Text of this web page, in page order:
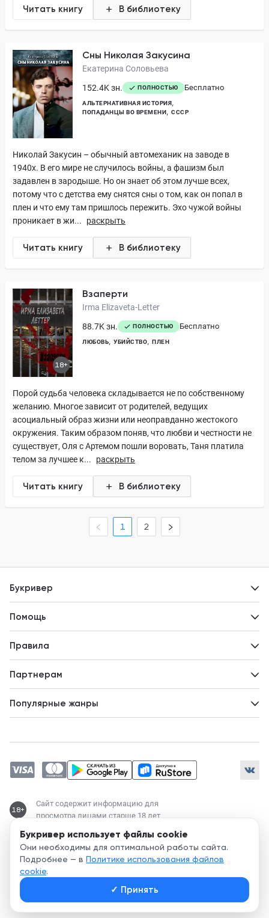
Букривер использует файлы cookie
Они необходимы для оптимальной работы сайта.
Подробнее — в Политике использования файлов
cookie.
✓ Принять
Читать книгу В библиотеку
Сны Николая Закусина
Екатерина Соловьева
152.4K зн.
ПОЛНОСТЬЮ Бесплатно
АЛЬТЕРНАТИВНАЯ ИСТОРИЯ
ПОПАДАНЦЫ ВО ВРЕМЕНИ
СССР
Николай Закусин – обычный автомеханик на заводе в
1940х. В его мире не случилось войны, а фашизм был
задавлен в зародыше. Но он знает об этом лучше всех,
потому что с детства ему снятся сны о том, как он попал в
плен и что ему там пришлось пережить. Эхо чужой войны
проникает в жи...
раскрыть
Читать книгу В библиотеку
18+
Взаперти
Irma Elizaveta-Letter
88.7K зн.
ПОЛНОСТЬЮ Бесплатно
ЛЮБОВЬ УБИЙСТВО ПЛЕН
Порой судьба человека складывается не по собственному
желанию. Многое зависит от родителей, ведущих
асоциальный образ жизни или неоправданно жестокого
окружения. Таким образом поняв, что любви и честности не
существует, Оля с Артемом пошли воровать, Таня платила
телом за лучшее к...
раскрыть
Читать книгу В библиотеку
1 2
Букривер
Новости
Помощь
Правила
Партнерам
Популярные жанры
Магические академии
Современный любовный роман
Любовное фэнтези
18+
Сайт содержит информацию для
просмотра лицами старше 18 лет
Служба поддержки:
support@bookriver.ru
2020-
© Bookriver — литературно-издательская площадка,
объединяющая читателей и авторов.